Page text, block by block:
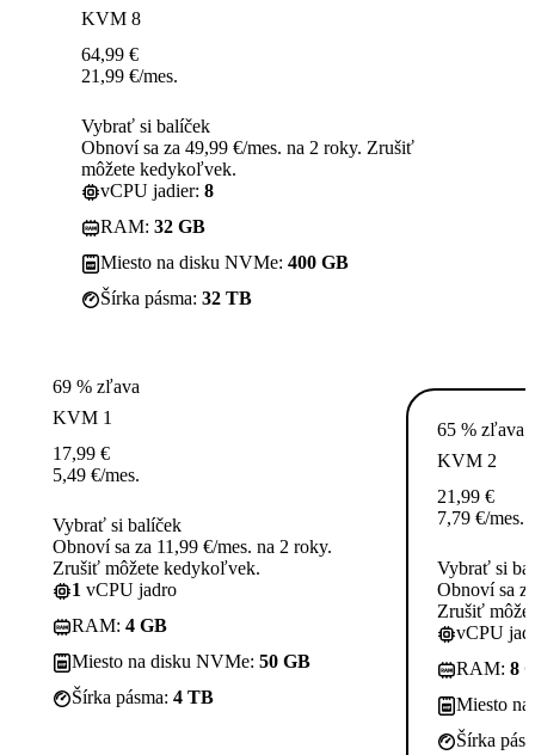
KVM 8
64,99 €
21,99 €/mes.
Vybrať si balíček
Obnoví sa za 49,99 €/mes. na 2 roky. Zrušiť
môžete kedykoľvek.
vCPU jadier: 8
RAM: 32 GB
Miesto na disku NVMe: 400 GB
Šírka pásma: 32 TB
69 % zľava
KVM 1
17,99 €
5,49 €/mes.
Vybrať si balíček
Obnoví sa za 11,99 €/mes. na 2 roky.
Zrušiť môžete kedykoľvek.
1 vCPU jadro
RAM: 4 GB
Miesto na disku NVMe: 50 GB
Šírka pásma: 4 TB
65 % zľava
KVM 2
21,99 €
7,79 €/mes.
Vybrať si
Obnoví sa
Zrušiť
vCPU
RAM: 8
Miesto
Šírka